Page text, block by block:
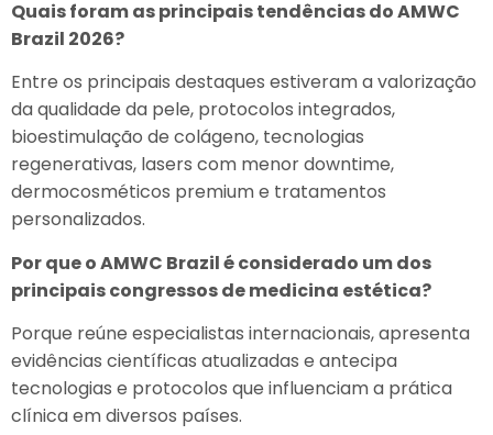
Quais foram as principais tendências do AMWC
Brazil 2026?
Entre os principais destaques estiveram a valorização
da qualidade da pele, protocolos integrados,
bioestimulação de colágeno, tecnologias
regenerativas, lasers com menor downtime,
dermocosméticos premium e tratamentos
personalizados.
Por que o AMWC Brazil é considerado um dos
principais congressos de medicina estética?
Porque reúne especialistas internacionais, apresenta
evidências científicas atualizadas e antecipa
tecnologias e protocolos que influenciam a prática
clínica em diversos países.